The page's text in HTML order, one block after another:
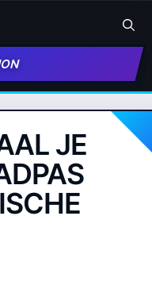
JE